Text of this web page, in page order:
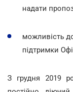
надати
можливість
підтримки
З грудня 2019